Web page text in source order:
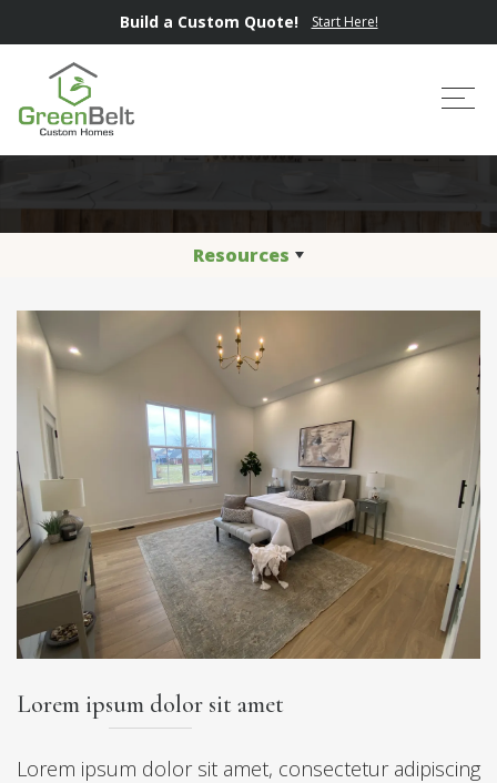
Build a Custom Quote! Start Here!
Resources
Lorem ipsum dolor sit amet
Lorem ipsum dolor sit amet, consectetur adipiscing